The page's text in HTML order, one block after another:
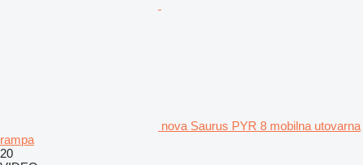
nova Saurus PYR 8 mobilna utovarna
rampa
20